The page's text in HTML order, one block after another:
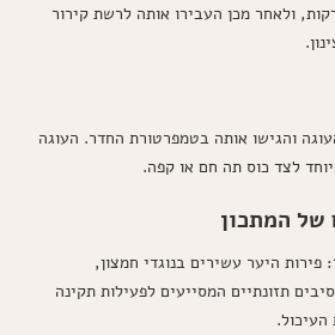
10 דקות, ולאחר מכן העבירו אותה לרשת קירור
והגישו אותה בטמפרטורת החדר. העוגה
לצד כוס תה חם או קפה.
של המתכון
: פירות היער עשירים בנוגדי חמצון,
תזונתיים המסייעים לפעילות תקינה